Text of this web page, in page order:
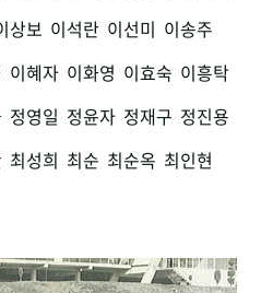
상보 이석란 이선미 이송주
이혜자 이화영 이효숙 이흥탁
정영일 정윤자 정재구 정진용
최성희 최순 최순옥 최인현